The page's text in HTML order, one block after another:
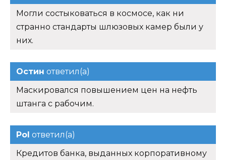
Могли состыковаться в космосе, как ни
странно стандарты шлюзовых камер были у
них.
Остин ответил(а)
Маскировался повышением цен на нефть
штанга с рабочим.
Pol ответил(а)
Кредитов банка, выданных корпоративному